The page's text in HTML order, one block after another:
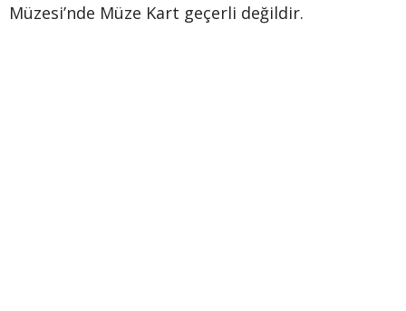
Müzesi’nde Müze Kart geçerli değildir.